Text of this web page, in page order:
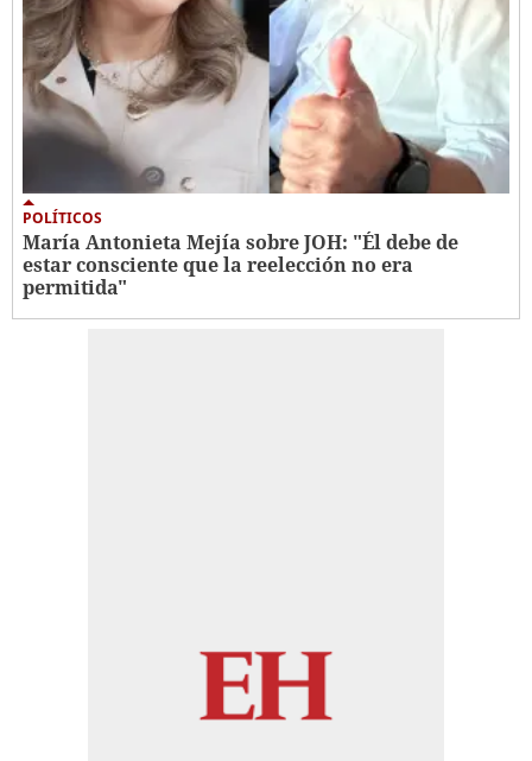
POLÍTICOS
María Antonieta Mejía sobre JOH: "Él debe de
estar consciente que la reelección no era
permitida"